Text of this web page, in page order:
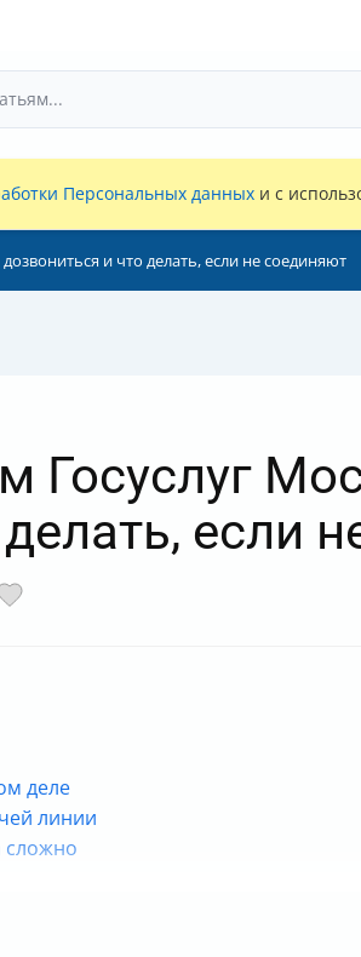
Персональных данных и с
и что делать, если не соединяют
Госуслуг
если
деле
линии
сложно
помощь человека